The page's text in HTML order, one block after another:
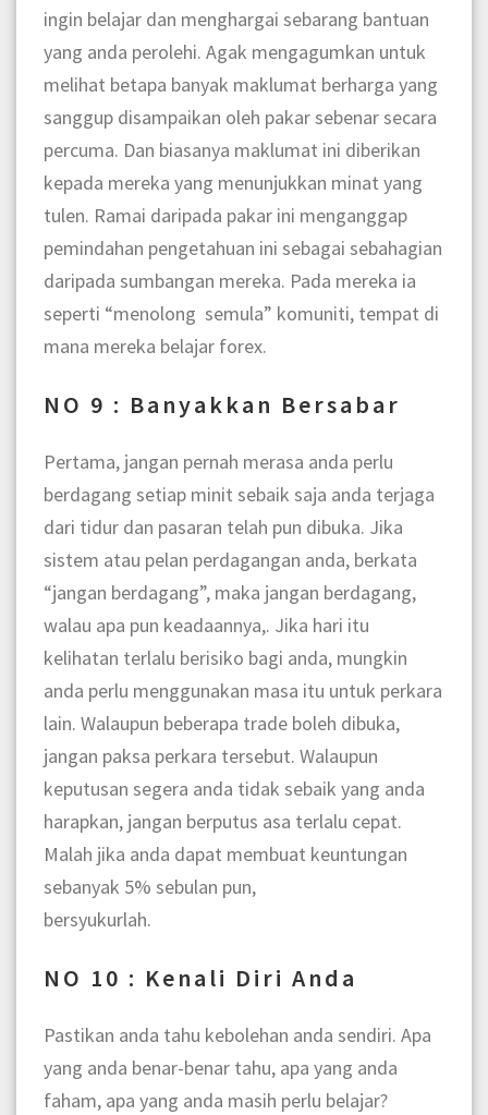
ingin belajar dan menghargai sebarang bantuan
yang anda perolehi. Agak mengagumkan untuk
melihat betapa banyak maklumat berharga yang
sanggup disampaikan oleh pakar sebenar secara
percuma. Dan biasanya maklumat ini diberikan
kepada mereka yang menunjukkan minat yang
tulen. Ramai daripada pakar ini menganggap
pemindahan pengetahuan ini sebagai sebahagian
daripada sumbangan mereka. Pada mereka ia
seperti “menolong semula” komuniti, tempat di
mana mereka belajar forex.
NO 9 : Banyakkan Bersabar
Pertama, jangan pernah merasa anda perlu
berdagang setiap minit sebaik saja anda terjaga
dari tidur dan pasaran telah pun dibuka. Jika
sistem atau pelan perdagangan anda, berkata
“jangan berdagang”, maka jangan berdagang,
walau apa pun keadaannya,. Jika hari itu
kelihatan terlalu berisiko bagi anda, mungkin
anda perlu menggunakan masa itu untuk perkara
lain. Walaupun beberapa trade boleh dibuka,
jangan paksa perkara tersebut. Walaupun
keputusan segera anda tidak sebaik yang anda
harapkan, jangan berputus asa terlalu cepat.
Malah jika anda dapat membuat keuntungan
sebanyak 5% sebulan pun,
bersyukurlah.
NO 10 : Kenali Diri Anda
Pastikan anda tahu kebolehan anda sendiri. Apa
yang anda benar-benar tahu, apa yang anda
faham, apa yang anda masih perlu belajar?